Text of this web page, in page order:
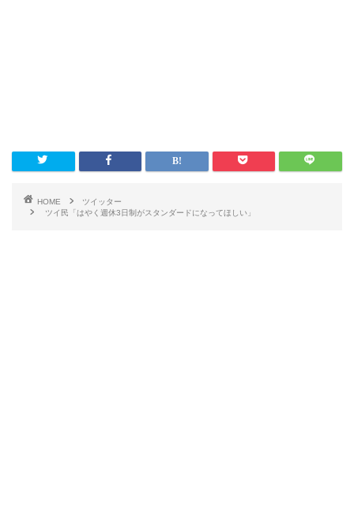
HOME
ツイッター
ツイ民「はやく週休3日制がスタンダードになってほしい」